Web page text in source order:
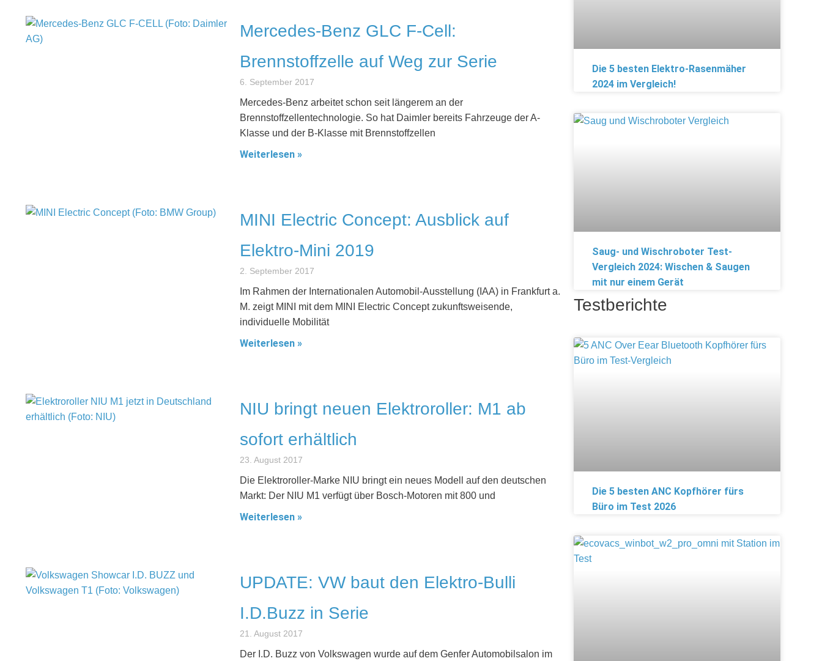
Mercedes-Benz GLC F-Cell:
Brennstoffzelle auf Weg zur Serie
6. September 2017
Mercedes-Benz arbeitet schon seit längerem an der
Brennstoffzellentechnologie. So hat Daimler bereits Fahrzeuge der A-
Klasse und der B-Klasse mit Brennstoffzellen
Weiterlesen »
MINI Electric Concept: Ausblick auf
Elektro-Mini 2019
2. September 2017
Im Rahmen der Internationalen Automobil-Ausstellung (IAA) in Frankfurt a.
M. zeigt MINI mit dem MINI Electric Concept zukunftsweisende,
individuelle Mobilität
Weiterlesen »
NIU bringt neuen Elektroroller: M1 ab
sofort erhältlich
23. August 2017
Die Elektroroller-Marke NIU bringt ein neues Modell auf den deutschen
Markt: Der NIU M1 verfügt über Bosch-Motoren mit 800 und
Weiterlesen »
UPDATE: VW baut den Elektro-Bulli
I.D.Buzz in Serie
21. August 2017
Der I.D. Buzz von Volkswagen wurde auf dem Genfer Automobilsalon im
Die 5 besten Elektro-Rasenmäher
2024 im Vergleich!
Saug- und Wischroboter Test-
Vergleich 2024: Wischen & Saugen
mit nur einem Gerät
Testberichte
Die 5 besten ANC Kopfhörer fürs
Büro im Test 2026